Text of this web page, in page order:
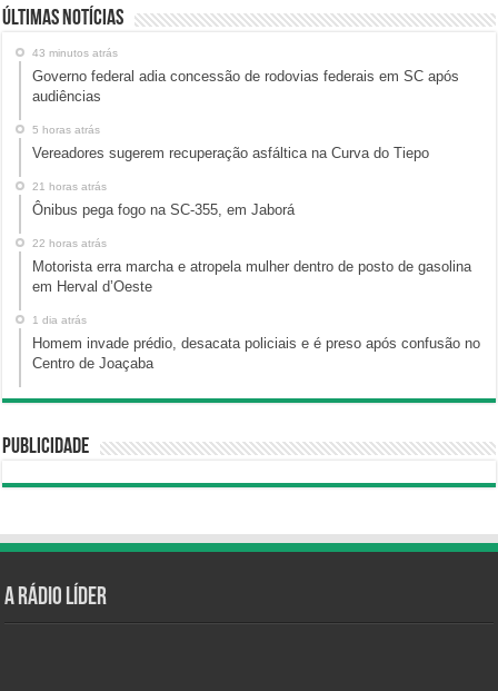
Últimas Notícias
43 minutos atrás
Governo federal adia concessão de rodovias federais em SC após
audiências
5 horas atrás
Vereadores sugerem recuperação asfáltica na Curva do Tiepo
21 horas atrás
Ônibus pega fogo na SC-355, em Jaborá
22 horas atrás
Motorista erra marcha e atropela mulher dentro de posto de gasolina
em Herval d’Oeste
1 dia atrás
Homem invade prédio, desacata policiais e é preso após confusão no
Centro de Joaçaba
Publicidade
A Rádio Líder